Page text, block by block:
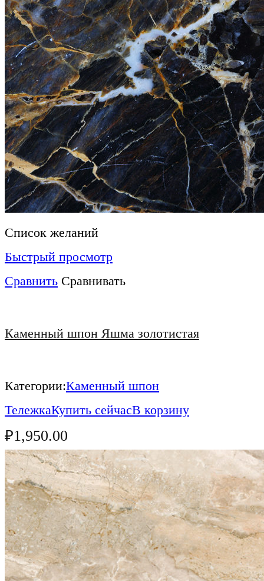
Список желаний
Быстрый просмотр
Сравнить Сравнивать
Каменный шпон Яшма золотистая
Категории:Каменный шпон
ТележкаКупить сейчасВ корзину
₽1,950.00